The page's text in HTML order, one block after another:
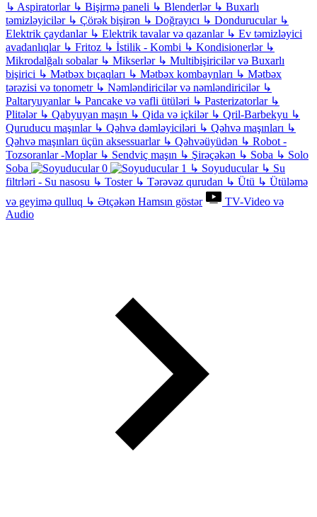
↳ Aspiratorlar ↳ Bişirmə paneli ↳ Blenderlər ↳ Buxarlı
təmizləyicilər ↳ Çörək bişirən ↳ Doğrayıcı ↳ Dondurucular ↳
Elektrik çaydanlar ↳ Elektrik tavalar və qazanlar ↳ Ev təmizləyici
avadanlıqlar ↳ Fritoz ↳ İstilik - Kombi ↳ Kondisionerlər ↳
Mikrodalğalı sobalar ↳ Mikserlər ↳ Multibişiricilər və Buxarlı
bişirici ↳ Mətbəx bıçaqları ↳ Mətbəx kombaynları ↳ Mətbəx
tərəzisi və tonometr ↳ Nəmləndiricilər və nəmləndiricilər ↳
Paltaryuyanlar ↳ Pancake və vafli ütüləri ↳ Pasterizatorlar ↳
Plitələr ↳ Qabyuyan maşın ↳ Qida və içkilər ↳ Qril-Barbekyu ↳
Quruducu maşınlar ↳ Qəhvə dəmləyiciləri ↳ Qəhvə maşınları ↳
Qəhvə maşınları üçün aksessuarlar ↳ Qəhvəüyüdən ↳ Robot -
Tozsoranlar -Moplar ↳ Sendviç maşın ↳ Şirəçəkən ↳ Soba ↳ Solo
Soba
↳ Soyuducular ↳ Su
filtrləri - Su nasosu ↳ Toster ↳ Tərəvəz qurudan ↳ Ütü ↳ Ütüləmə
və geyimə qulluq ↳ Ətçəkən Hamsın göstər
TV-Video və
Audio